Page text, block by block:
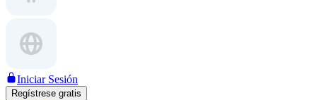
Iniciar Sesión
Regístrese gratis